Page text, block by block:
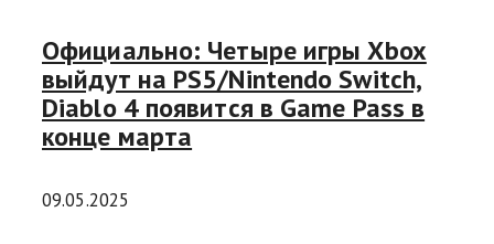
Официально: Четыре игры Xbox
выйдут на PS5/Nintendo Switch,
Diablo 4 появится в Game Pass в
конце марта
09.05.2025